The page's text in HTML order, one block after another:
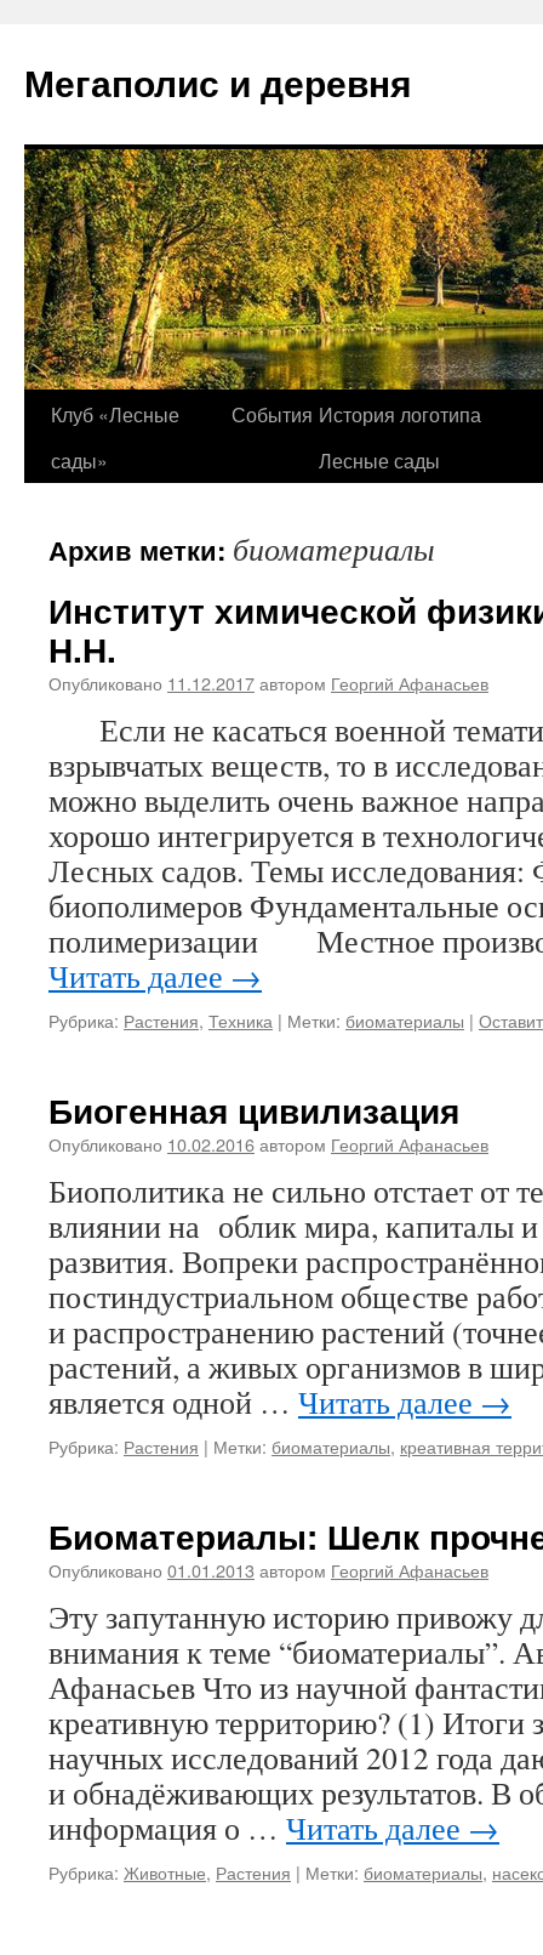
содержимому
Мегаполис и деревня
Клуб «Лесные
сады»
События История логотипа
Лесные сады
Архив метки: биоматериалы
Институт химической
Н.Н.
Опубликовано 11.12.2017автором Георгий Афанасьев
Если не касаться военной
взрывчатых веществ, то в
можно выделить очень важное
хорошо интегрируется в
Лесных садов. Темы исследования:
биополимеров Фундаментальные
полимеризации Местное
Читать далее →
Рубрика: Растения, Техника | Метки: биоматериалы |
Биогенная цивилизация
Опубликовано 10.02.2016автором Георгий Афанасьев
Биополитика не сильно отстает от
влиянии на облик мира, капиталы
развития. Вопреки
постиндустриальном обществе
и распространению растений
растений, а живых организмов в
является одной … Читать далее →
Рубрика: Растения | Метки: биоматериалы, креативная
Биоматериалы: Шелк
Опубликовано 01.01.2013 автором Георгий Афанасьев
Эту запутанную историю привожу
внимания к теме “биоматериалы”.
Афанасьев Что из научной
креативную территорию? (1) Итоги
научных исследований 2012 года
и обнадёживающих результатов. В
информация о … Читать далее →
Рубрика: Животные, Растения | Метки: биоматериалы,